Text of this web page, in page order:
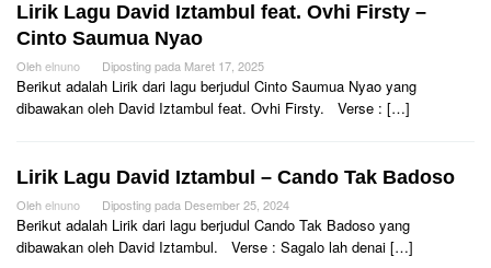
Lirik Lagu David Iztambul feat. Ovhi Firsty –
Cinto Saumua Nyao
Olehelnuno Diposting pada Maret 17, 2025
Berikut adalah Lirik dari lagu berjudul Cinto Saumua Nyao yang
dibawakan oleh David Iztambul feat. Ovhi Firsty. Verse : […]
Lirik Lagu David Iztambul – Cando Tak Badoso
Olehelnuno Diposting pada Desember 25, 2024
Berikut adalah Lirik dari lagu berjudul Cando Tak Badoso yang
dibawakan oleh David Iztambul. Verse : Sagalo lah denai […]